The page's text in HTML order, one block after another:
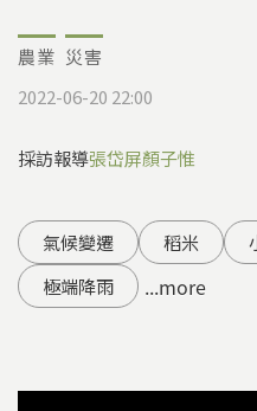
農業 災害
2022-06-20 22:00
採訪報導張岱屏顏子惟
氣候變遷 稻米
極端降雨
...more